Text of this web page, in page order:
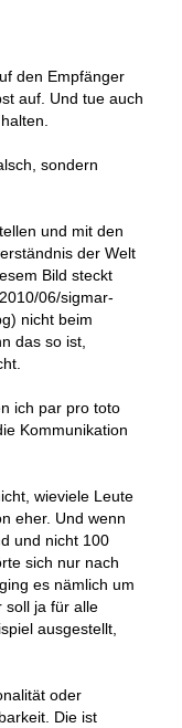
den Empfänger
auf. Und tue auch
sondern
und mit den
der Welt
Bild steckt
06/sigmar-
nicht beim
das so ist,
ich par pro toto
Kommunikation
wieviele Leute
eher. Und wenn
und nicht 100
sich nur nach
es nämlich um
soll ja für alle
ausgestellt,
oder
Die ist